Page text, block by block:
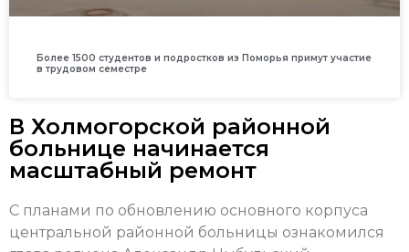
Более 1500 студентов и подростков из Поморья примут участие
в трудовом семестре
В Холмогорской районной
больнице начинается
масштабный ремонт
С планами по обновлению основного корпуса
центральной районной больницы ознакомился